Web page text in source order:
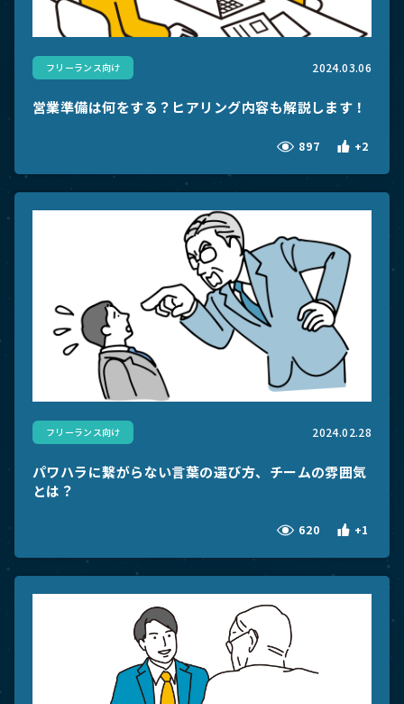
フリーランス向け 2024.03.06
営業準備は何をする？ヒアリング内容も解説します！
897 +2
フリーランス向け 2024.02.28
パワハラに繋がらない言葉の選び方、チームの雰囲気
とは？
620 +1